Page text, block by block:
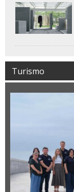
Turismo